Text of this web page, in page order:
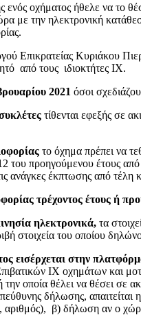
ενός οχήματος ήθελε να το
με την ηλεκτρονική
Επικρατείας Κυριάκου
από τους ιδιοκτήτες ΙΧ.
2021 όσοι
τίθενται εφεξής σε
το όχημα πρέπει να
12 του προηγούμενου έτους
ανάγκες έκπτωσης από τέλη
τρέχοντος έτους ή
ηλεκτρονικά, τα
στοιχεία του οποίου
εισέρχεται στην
ΙΧ οχημάτων και
οποία θέλει να θέσει σε
δήλωσης,
β) δήλωση αν ο